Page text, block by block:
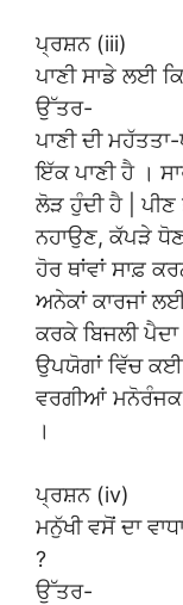
ਪ੍ਰਸ਼ਨ (iii)
ਪਾਣੀ ਸਾਡੇ ਲਈ
ਉੱਤਰ-
ਪਾਣੀ ਦੀ
ਇੱਕ ਪਾਣੀ ਹੈ ।
ਲੋੜ ਹੁੰਦੀ ਹੈ |
ਨਹਾਉਣ, ਕੱਪੜੇ
ਹੋਰ ਥਾਂਵਾਂ ਸਾਫ਼
ਅਨੇਕਾਂ ਕਾਰਜਾਂ
ਕਰਕੇ ਬਿਜਲੀ
ਉਪਯੋਗਾਂ ਵਿੱਚ
ਵਰਗੀਆਂ ਮਨੋਰੰਜਕ
।
ਪ੍ਰਸ਼ਨ (iv)
ਮਨੁੱਖੀ ਵਸੋਂ ਦਾ
?
ਉੱਤਰ-